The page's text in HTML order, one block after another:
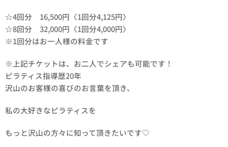
☆4回分 16,500円〈1回分4,125円〉
☆8回分 32,000円〈1回分4,000円〉
※1回分はお一人様の料金です
※上記チケットは、お二人でシェアも可能です！
ピラティス指導歴20年
沢山のお客様の喜びのお言葉を頂き、
私の大好きなピラティスを
もっと沢山の方々に知って頂きたいです♡